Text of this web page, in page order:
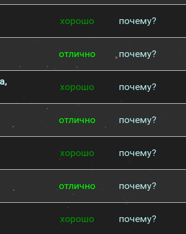
хорошо почему?
отлично почему?
хорошо почему?
отлично почему?
хорошо почему?
отлично почему?
хорошо почему?